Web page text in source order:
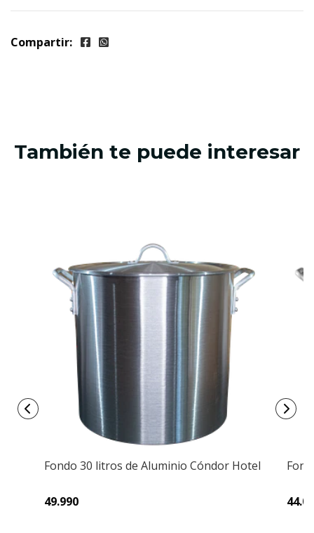
Compartir:
También te puede interesar
Fondo 30 litros de Aluminio Cóndor Hotel
49.990